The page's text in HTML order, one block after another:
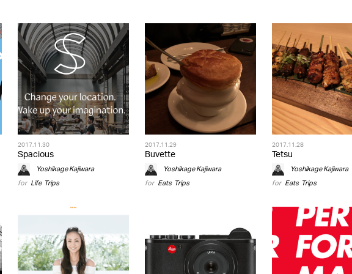
2017.11.30
Spacious
Yoshikage Kajiwara
for Life, Trips
2017.11.29
Buvette
Yoshikage Kajiwara
for Eats, Trips
2017.11.28
Tetsu
Yoshikage Kajiwara
for Eats, Trips